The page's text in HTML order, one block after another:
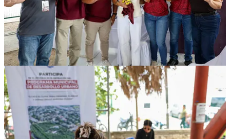
Compartir
Discusión sobre este post
Comentarios Restacks
Lo mejor de Último Debates